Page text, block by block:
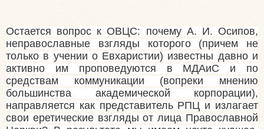
Остается вопрос к ОВЦС: почему А. И. Осипов,
неправославные взгляды которого (причем не
только в учении о Евхаристии) известны давно и
активно им проповедуются в МДАиС и по
средствам коммуникации (вопреки мнению
большинства академической корпорации),
направляется как представитель РПЦ и излагает
свои еретические взгляды от лица Православной